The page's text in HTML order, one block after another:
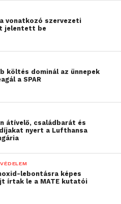
vonatkozó szervezeti
jelentett be
költés dominál az ünnepek
a SPAR
átívelő, családbarát és
nyert a Lufthansa
lebontásra képes
írtak le a MATE kutatói